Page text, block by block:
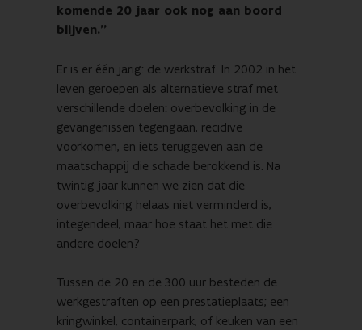
komende 20 jaar ook nog aan boord
blijven.”
Er is er één jarig: de werkstraf. In 2002 in het
leven geroepen als alternatieve straf met
verschillende doelen: overbevolking in de
gevangenissen tegengaan, recidive
voorkomen, en iets teruggeven aan de
maatschappij die schade berokkend is. Na
twintig jaar kunnen we zien dat die
overbevolking helaas niet verminderd is,
integendeel, maar hoe staat het met die
andere doelen?
Tussen de 20 en de 300 uur besteden de
werkgestraften op een prestatieplaats; een
kringwinkel, containerpark, of keuken van een